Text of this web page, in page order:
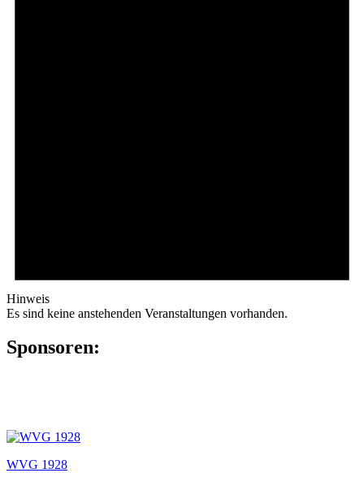
Hinweis
Es sind keine anstehenden Veranstaltungen vorhanden.
Sponsoren:
WVG 1928